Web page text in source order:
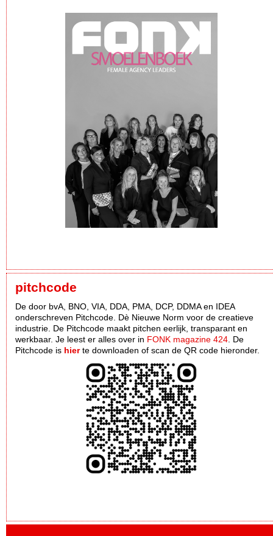
pitchcode
De door bvA, BNO, VIA, DDA, PMA, DCP, DDMA en IDEA
onderschreven Pitchcode. Dè Nieuwe Norm voor de creatieve
industrie. De Pitchcode maakt pitchen eerlijk, transparant en
werkbaar. Je leest er alles over in FONK magazine 424 . De
Pitchcode is hierte downloaden of scan de QR code hieronder.